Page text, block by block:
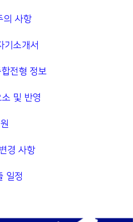
의 사항
기소개서
전형 정보
및 반영
경 사항
일정